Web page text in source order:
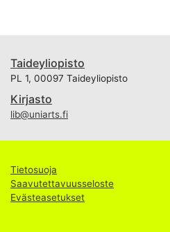
Taideyliopisto
PL 1, 00097 Taideyliopisto
Kirjasto
lib@uniarts.fi
Tietosuoja
Saavutettavuusseloste
Evästeasetukset